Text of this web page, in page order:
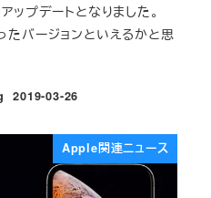
ップデートとなりました。
バージョンといえるかと思
投稿日
2019-03-26
Apple関連ニュース